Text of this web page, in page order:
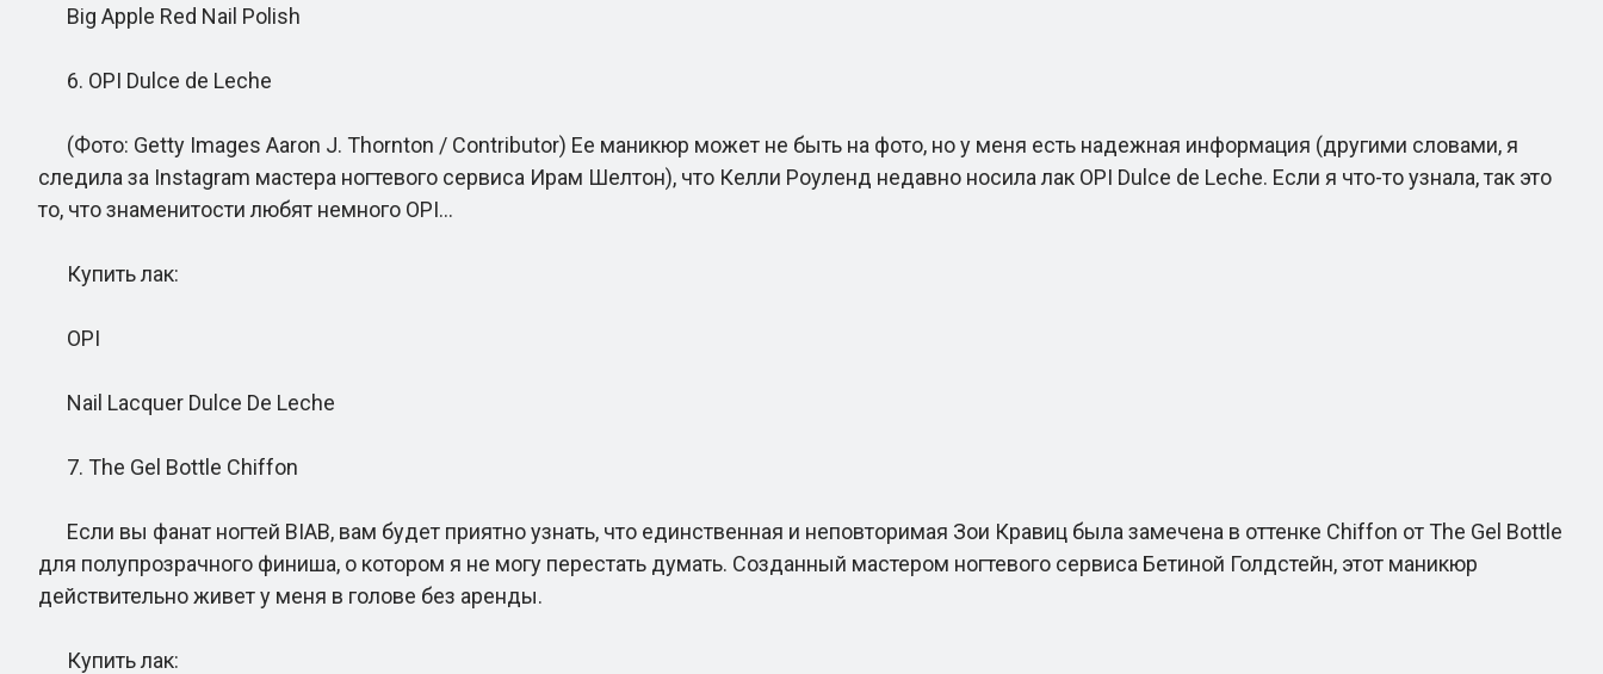
Big Apple Red Nail Polish
6. OPI Dulce de Leche
(Фото: Getty Images Aaron J. Thornton / Contributor) Ее маникюр может не быть на фото, но у меня есть надежная информация (другими словами, я
следила за Instagram мастера ногтевого сервиса Ирам Шелтон), что Келли Роуленд недавно носила лак OPI Dulce de Leche. Если я что-то узнала, так это
то, что знаменитости любят немного OPI...
Купить лак:
OPI
Nail Lacquer Dulce De Leche
7. The Gel Bottle Chiffon
Если вы фанат ногтей BIAB, вам будет приятно узнать, что единственная и неповторимая Зои Кравиц была замечена в оттенке Chiffon от The Gel Bottle
для полупрозрачного финиша, о котором я не могу перестать думать. Созданный мастером ногтевого сервиса Бетиной Голдстейн, этот маникюр
действительно живет у меня в голове без аренды.
Купить лак: